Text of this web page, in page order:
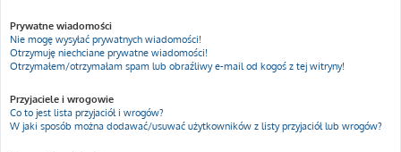
Prywatne wiadomości
Nie mogę wysyłać prywatnych wiadomości!
Otrzymuję niechciane prywatne wiadomości!
Otrzymałem/otrzymałam spam lub obraźliwy e-mail od kogoś z tej witryny!
Przyjaciele i wrogowie
Co to jest lista przyjaciół i wrogów?
W jaki sposób można dodawać/usuwać użytkowników z listy przyjaciół lub wrogów?